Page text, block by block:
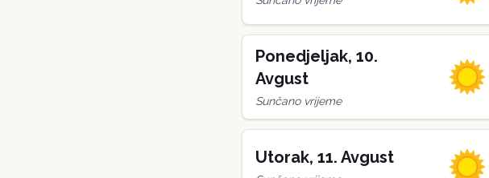
Ponedjeljak, 10.
Avgust
Sunčano vrijeme
Utorak, 11. Avgust